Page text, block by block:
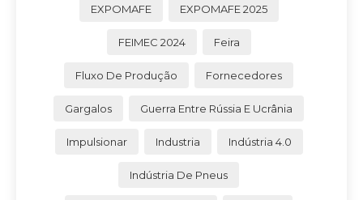
EXPOMAFE EXPOMAFE 2025
FEIMEC 2024 Feira
Fluxo De Produção Fornecedores
Gargalos Guerra Entre Rússia E Ucrânia
Impulsionar Industria Indústria 4.0
Indústria De Pneus